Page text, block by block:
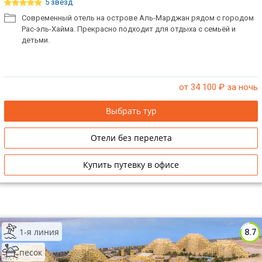
5 звёзд
Современный отель на острове Аль-Марджан рядом с городом
Рас-эль-Хайма. Прекрасно подходит для отдыха с семьёй и
детьми.
от 34 100 ₽ за ночь
Выбрать тур
Отели без перелета
Купить путевку в офисе
8.7
1-я линия
песок